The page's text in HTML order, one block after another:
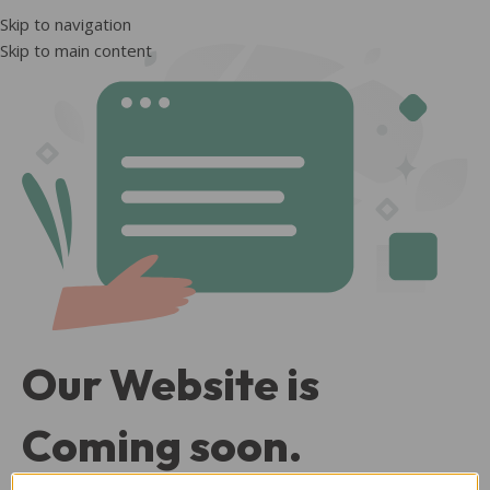
Skip to navigation
Skip to main content
Our Website is
Coming soon.